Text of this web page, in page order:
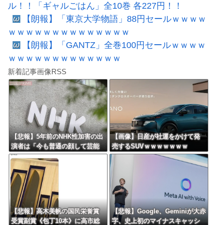
ル！！「ギャルごはん」全10巻 各227円！！
【朗報】「東京大学物語」88円セールｗｗｗｗ
ｗｗｗｗｗｗｗｗｗｗｗｗｗｗ
【朗報】「GANTZ」全巻100円セールｗｗｗｗ
ｗｗｗｗｗｗｗｗｗｗｗｗｗ
新着記事画像RSS
【悲報】5年前のNHK性加害の出
演者は「今も普通の顔して芸能
活動してる」ネット「受信料を
取るくらいなら詳細を伝えよ」
【画像】日産が社運をかけて発
売するSUVｗｗｗｗｗｗｗ
【悲報】高木美帆の国民栄誉賞
受賞副賞《包丁10本》に高市総
【悲報】Google、Geminiが大赤
字、史上初のマイナスキャッシ